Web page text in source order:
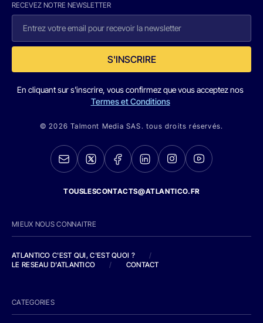
RECEVEZ NOTRE NEWSLETTER
S'INSCRIRE
En cliquant sur s'inscrire, vous confirmez que vous acceptez nos
Termes et Conditions
© 2026 Talmont Media SAS. tous droits réservés.
TOUSLESCONTACTS@ATLANTICO.FR
MIEUX NOUS CONNAITRE
ATLANTICO C'EST QUI, C'EST QUOI ?
/
LE RESEAU D'ATLANTICO
/ CONTACT
CATEGORIES